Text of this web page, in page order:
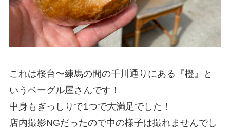
これは桜台〜練馬の間の千川通りにある『橙』と
いうベーグル屋さんです！
中身もぎっしりで1つで大満足でした！
店内撮影NGだったので中の様子は撮れませんでし